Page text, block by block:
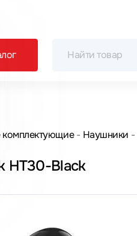
комплектующие Наушники
HT30-Black